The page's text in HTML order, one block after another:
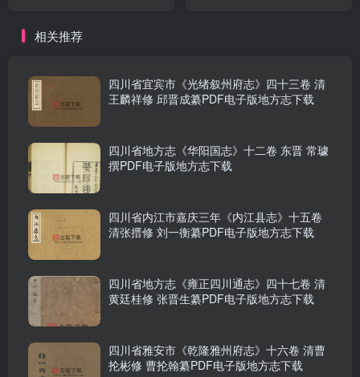
相关推荐
四川省宜宾市《光绪叙州府志》四十三卷 清
王麟祥修 邱晋成纂PDF电子版地方志下载
四川省地方志《华阳国志》十二卷 东晋 常璩
撰PDF电子版地方志下载
四川省内江市嘉庆三年《内江县志》十五卷
清张搢修 刘一衡纂PDF电子版地方志下载
四川省地方志《雍正四川通志》四十七卷 清
黄廷桂修 张晋生纂PDF电子版地方志下载
四川省雅安市《乾隆雅州府志》十六卷 清曹
抡彬修 曹抡翰纂PDF电子版地方志下载